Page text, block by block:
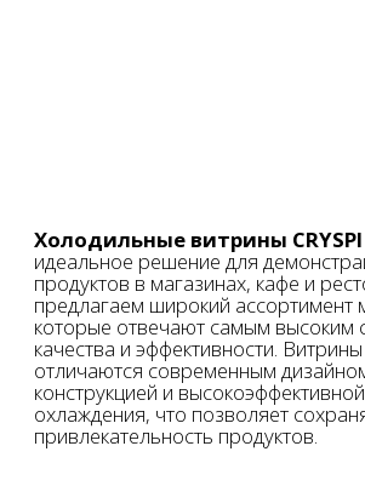
Дополнительный элемент для создания
многоуровневой системы хранения. Позволяет
эффективно использовать пространство и
организовать ассортимент товаров.
Используются для демонстрации и хранения продуктов
в вертикальном формате. Идеально подходят для
фруктов, овощей и других товаров, требующих
Шкаф надстройка
холодильная
Горки